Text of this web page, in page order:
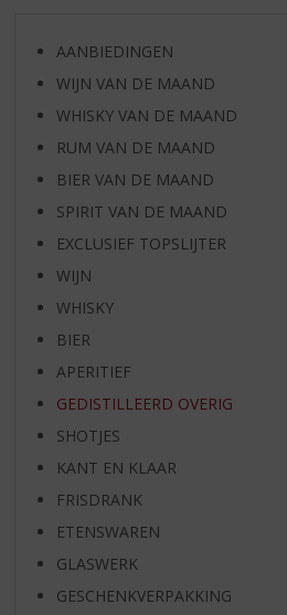
AANBIEDINGEN
WIJN VAN DE MAAND
WHISKY VAN DE MAAND
RUM VAN DE MAAND
BIER VAN DE MAAND
SPIRIT VAN DE MAAND
EXCLUSIEF TOPSLIJTER
WIJN
WHISKY
BIER
APERITIEF
GEDISTILLEERD OVERIG
SHOTJES
KANT EN KLAAR
FRISDRANK
ETENSWAREN
GLASWERK
GESCHENKVERPAKKING